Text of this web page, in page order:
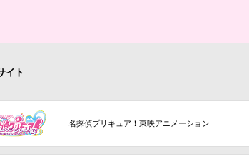
イト
名探偵プリキュア！東映アニメーション